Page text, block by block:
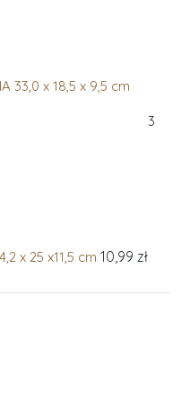
33,0 x 18,5 x 9,5 cm
x 25 x11,5 cm 10,99 zł
3